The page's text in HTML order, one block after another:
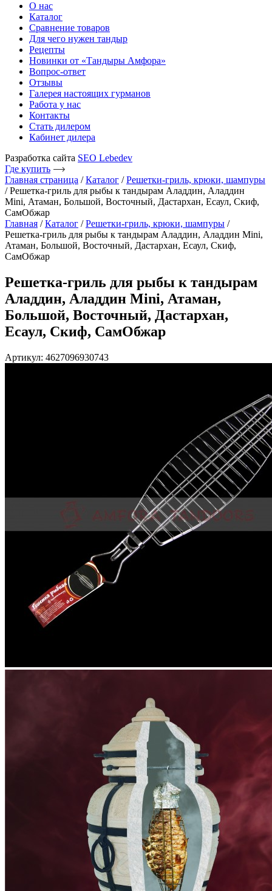
О нас
Каталог
Сравнение товаров
Для чего нужен тандыр
Рецепты
Новинки от «Тандыры Амфора»
Вопрос-ответ
Отзывы
Галерея настоящих гурманов
Работа у нас
Контакты
Стать дилером
Кабинет дилера
Разработка сайта SEO Lebedev
Где купить
Главная страница /Каталог /Решетки-гриль, крюки, шампуры
/Решетка-гриль для рыбы к тандырам Аладдин, Аладдин
Mini, Атаман, Большой, Восточный, Дастархан, Есаул, Скиф,
СамОбжар
Главная /Каталог /Решетки-гриль, крюки, шампуры /
Решетка-гриль для рыбы к тандырам Аладдин, Аладдин Mini,
Атаман, Большой, Восточный, Дастархан, Есаул, Скиф,
СамОбжар
Решетка-гриль для рыбы к тандырам
Аладдин, Аладдин Mini, Атаман,
Большой, Восточный, Дастархан,
Есаул, Скиф, СамОбжар
Артикул: 4627096930743